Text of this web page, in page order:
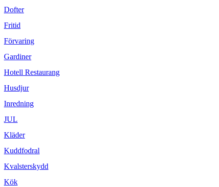
Dofter
Fritid
Förvaring
Gardiner
Hotell Restaurang
Husdjur
Inredning
JUL
Kläder
Kuddfodral
Kvalsterskydd
Kök